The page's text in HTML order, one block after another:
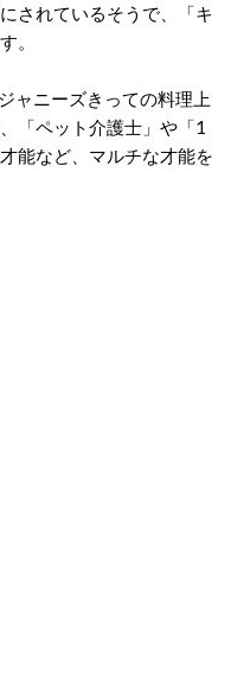
されているそうで、「キ
。
ャニーズきっての料理上
「ペット介護士」や「1
能など、マルチな才能を